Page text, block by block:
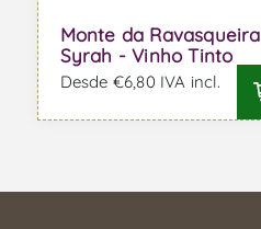
Monte da Ravasqueira
Syrah - Vinho Tinto
Desde €6,80 IVA incl.